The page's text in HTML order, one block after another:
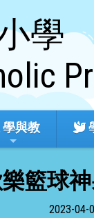
學
學與教
籃球
2023-04-